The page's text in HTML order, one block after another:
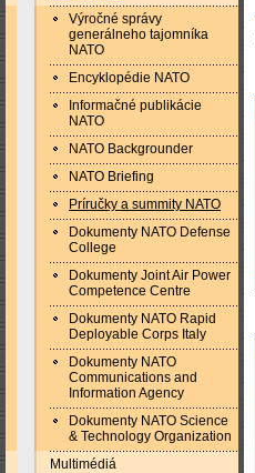
Výročné správy
generálneho tajomníka
NATO
Encyklopédie NATO
Informačné publikácie
NATO
NATO Backgrounder
NATO Briefing
Príručky a summity NATO
Dokumenty NATO Defense
College
Dokumenty Joint Air Power
Competence Centre
Dokumenty NATO Rapid
Deployable Corps Italy
Dokumenty NATO
Communications and
Information Agency
Dokumenty NATO Science
& Technology Organization
Multimédiá